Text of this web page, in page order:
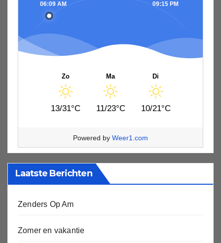
06:09 AM 09:15 PM
Zo
13/31°C
Ma
11/23°C
Di
10/21°C
Powered by Weer1.com
Laatste Berichten
Zenders Op Am
Zomer en vakantie